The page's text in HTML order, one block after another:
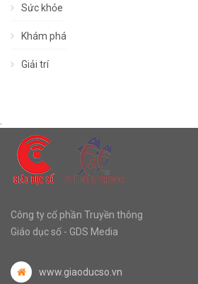
Sức khỏe
Khám phá
Giải trí
Công ty cổ phần Truyền thông
Giáo dục số - GDS Media
www.giaoducso.vn